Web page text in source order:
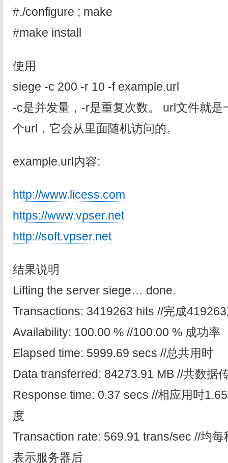
#./configure ; make
#make install
使用
siege -c 200 -r 10 -f example.url
-c是并发量，-r是重复次数。 url文件就是
个url，它会从里面随机访问的。
example.url内容:
http://www.licess.com
https://www.vpser.net
http://soft.vpser.net
结果说明
Lifting the server siege… done.
Transactions: 3419263 hits //完成
Availability: 100.00 % //100.00 % 成功率
Elapsed time: 5999.69 secs //总共用时
Data transferred: 84273.91 MB //共数据
Response time: 0.37 secs //相应用时
度
Transaction rate: 569.91 trans/sec //均
表示服务器后